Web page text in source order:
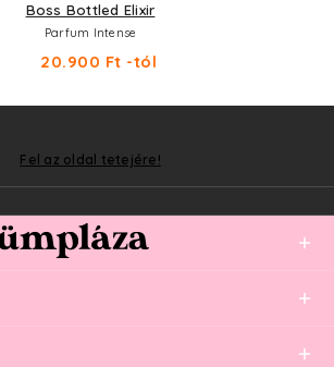
Boss Bottled Elixir
Parfum Intense
20.900 Ft -tól
Fel az oldal tetejére!